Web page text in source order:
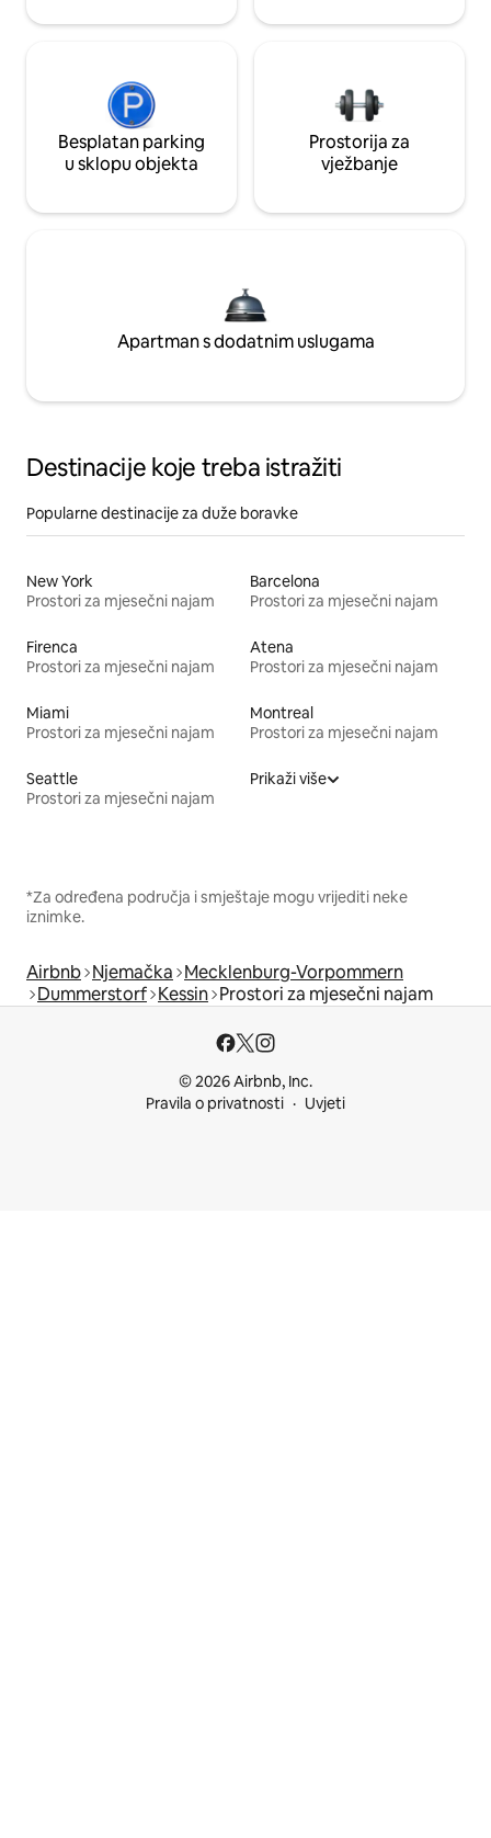
Besplatan parking
u sklopu objekta
Prostorija za
vježbanje
Apartman s dodatnim uslugama
Destinacije koje treba istražiti
Popularne destinacije za duže boravke
New York
Prostori za mjesečni najam
Barcelona
Prostori za mjesečni najam
Firenca
Prostori za mjesečni najam
Atena
Prostori za mjesečni najam
Miami
Prostori za mjesečni najam
Montreal
Prostori za mjesečni najam
Seattle
Prostori za mjesečni najam
Prikaži više
*Za određena područja i smještaje mogu vrijediti neke
iznimke.
Airbnb Njemačka Mecklenburg-Vorpommern
Dummerstorf Kessin Prostori za mjesečni najam
© 2026 Airbnb, Inc.
Pravila o privatnosti
Uvjeti